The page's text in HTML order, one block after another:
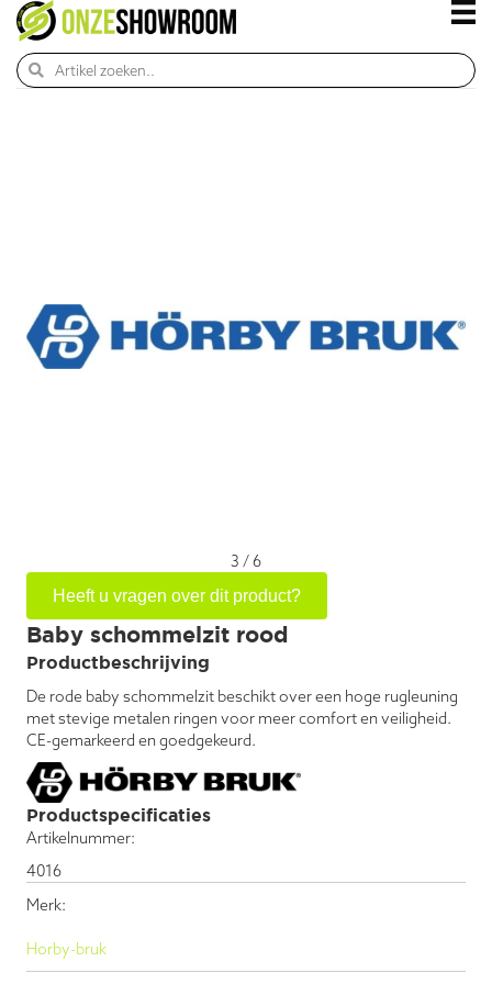
Productspecificaties
Artikelnummer:
4016
Merk:
Horby-bruk
3 /6
Heeft u vragen over dit product?
Baby schommelzit rood
Productbeschrijving
De rode baby schommelzit beschikt over een hoge rugleuning
met stevige metalen ringen voor meer comfort en veiligheid.
CE-gemarkeerd en goedgekeurd.